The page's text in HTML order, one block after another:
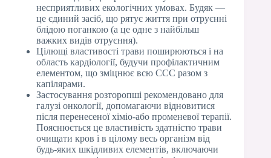
несприятливих екологічних умовах. Будяк —
це єдиний засіб, що рятує життя при отруєнні
блідою поганкою (а це одне з найбільш
важких видів отруєння).
Цілющі властивості трави поширюються і на
область кардіології, будучи профілактичним
елементом, що зміцнює всю ССС разом з
капілярами.
Застосування розторопші рекомендовано для
галузі онкології, допомагаючи відновитися
після перенесеної хіміо-або променевої терапії.
Пояснюється це властивість здатністю трави
очищати кров і в цілому весь організм від
будь-яких шкідливих елементів, включаючи